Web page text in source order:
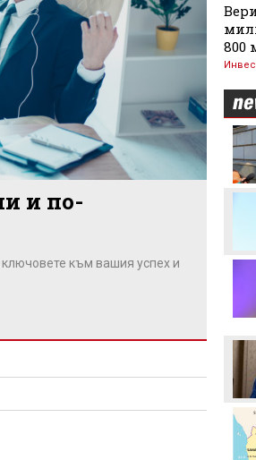
и по-
ключовете към вашия успех и
800
Левски преминава в
съвсем друга финансова
орбита, ако отстрани
Кайрат
Смут в лагера на Арсенал
Трудният съперник на
Макаби Тел Авив
голмайстора на Лига на